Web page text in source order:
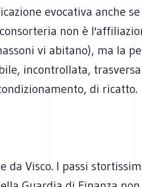
evocativa anche
non è
vi abitano), ma la
incontrollata,
di ricatto.
da Visco. I passi